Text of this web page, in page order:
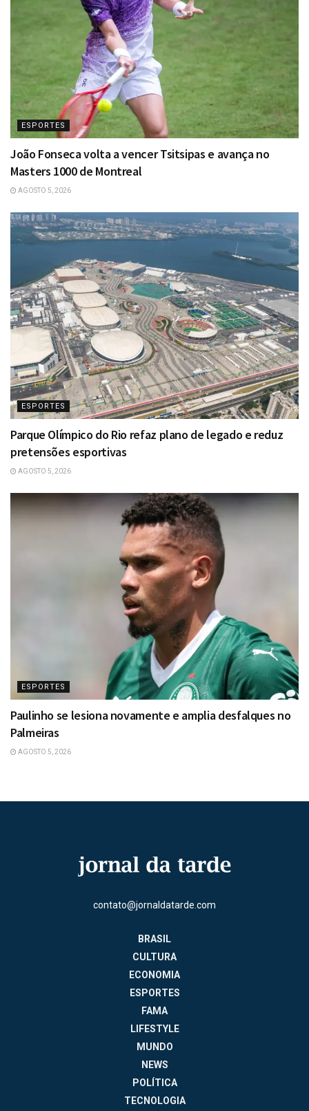
ESPORTES
João Fonseca volta a vencer Tsitsipas e avança no
Masters 1000 de Montreal
AGOSTO 5, 2026
ESPORTES
Parque Olímpico do Rio refaz plano de legado e reduz
pretensões esportivas
AGOSTO 5, 2026
ESPORTES
Paulinho se lesiona novamente e amplia desfalques no
Palmeiras
AGOSTO 5, 2026
contato@jornaldatarde.com
BRASIL
CULTURA
ECONOMIA
ESPORTES
FAMA
LIFESTYLE
MUNDO
NEWS
POLÍTICA
TECNOLOGIA